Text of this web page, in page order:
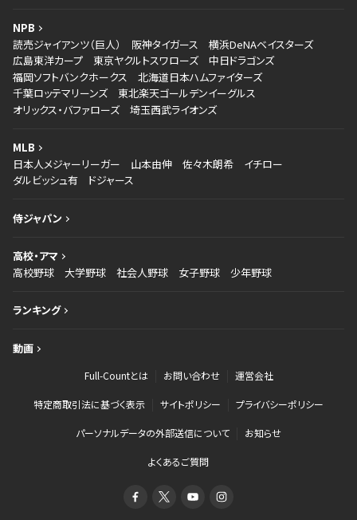
NPB
読売ジャイアンツ（巨人）
阪神タイガース
横浜DeNAベイスターズ
広島東洋カープ
東京ヤクルトスワローズ
中日ドラゴンズ
福岡ソフトバンクホークス
北海道日本ハムファイターズ
千葉ロッテマリーンズ
東北楽天ゴールデンイーグルス
オリックス・バファローズ
埼玉西武ライオンズ
MLB
日本人メジャーリーガー
山本由伸 佐々木朗希
イチロー
ダルビッシュ有
ドジャース
侍ジャパン
高校・アマ
高校野球
大学野球 社会人野球 女子野球 少年野球
ランキング
動画
Full-Countとは お問い合わせ 運営会社
特定商取引法に基づく表示 サイトポリシー プライバシーポリシー
パーソナルデータの外部送信について お知らせ
よくあるご質問